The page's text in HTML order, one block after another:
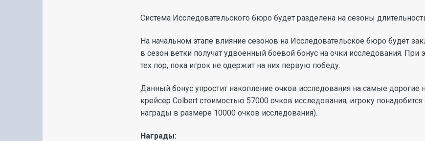
Cистема Исследовательского бюро будет разделена на сезоны
На начальном этапе влияние сезонов на Исследовательское бюро будет
в сезон ветки получат удвоенный боевой бонус на очки исследования. При
тех пор, пока игрок не одержит на них первую победу.
Данный бонус упростит накопление очков исследования на самые дорогие
крейсер Colbert стоимостью 57000 очков исследования, игроку
награды в размере 10000 очков исследования).
Награды: